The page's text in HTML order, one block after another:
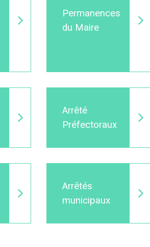
Permanences
du Maire
Arrêté
Préfectoraux
Arrêtés
municipaux